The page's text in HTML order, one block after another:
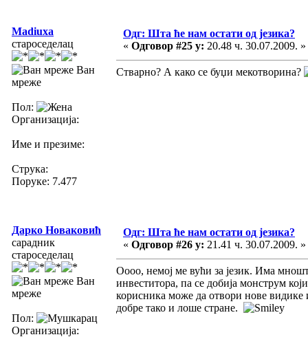
Madiuxa
староседелац
Ван
мреже
Пол:
Организација:
Име и презиме:
Струка:
Поруке: 7.477
Одг: Шта ће нам остати од језика?
« Одговор #25 у: 20.48 ч. 30.07.2009. »
Стварно? А како се буџи мекотворина?
Дарко Новаковић
сарадник
староседелац
Ван
мреже
Пол:
Организација:
Одг: Шта ће нам остати од језика?
« Одговор #26 у: 21.41 ч. 30.07.2009. »
Оооо, немој ме вући за језик. Има
инвеститора, па се добија монструм
корисника може да отвори нове
добре тако и лоше стране.